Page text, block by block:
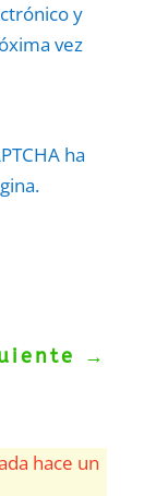
y
vez
ha
→